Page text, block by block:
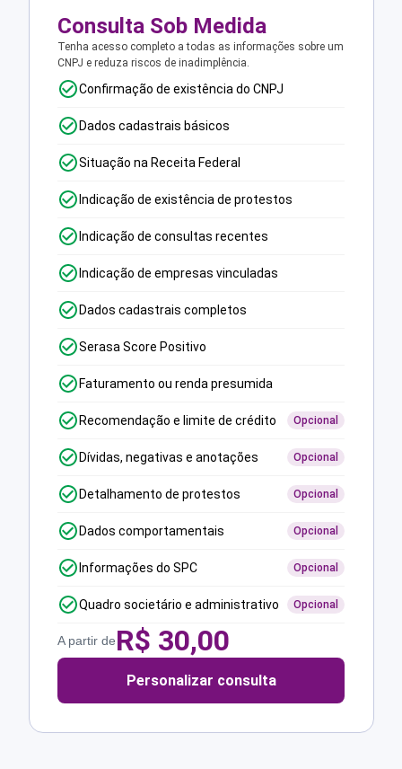
Consulta Sob Medida
Tenha acesso completo a todas as informações sobre um
CNPJ e reduza riscos de inadimplência.
Confirmação de existência do CNPJ
Dados cadastrais básicos
Situação na Receita Federal
Indicação de existência de protestos
Indicação de consultas recentes
Indicação de empresas vinculadas
Dados cadastrais completos
Serasa Score Positivo
Faturamento ou renda presumida
Recomendação e limite de crédito Opcional
Dívidas, negativas e anotações Opcional
Detalhamento de protestos Opcional
Dados comportamentais Opcional
Informações do SPC Opcional
Quadro societário e administrativo Opcional
A partir deR$ 30,00
Personalizar consulta